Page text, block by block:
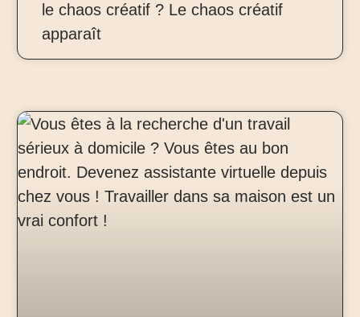
le chaos créatif ? Le chaos créatif
apparaît